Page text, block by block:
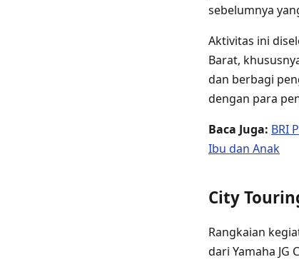
sebelumnya
Aktivitas ini
Barat,
dan berbagi
dengan para
Baca Juga: BRI
Ibu dan Anak
City
Rangkaian
dari Yamaha JG